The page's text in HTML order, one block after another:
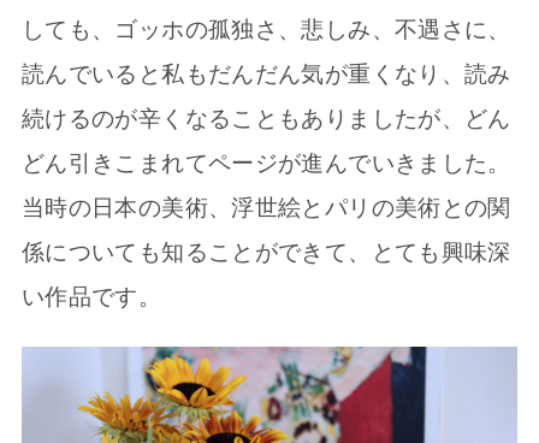
しても、ゴッホの孤独さ、悲しみ、不遇さに、
読んでいると私もだんだん気が重くなり、読み
続けるのが辛くなることもありましたが、どん
どん引きこまれてページが進んでいきました。
当時の日本の美術、浮世絵とパリの美術との関
係についても知ることができて、とても興味深
い作品です。